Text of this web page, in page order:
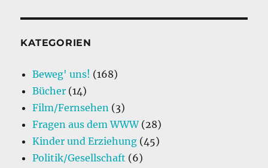
o
k
I
die
Beste
aus
Resignation
rauszuholen
KATEGORIEN
Beweg' uns! (168)
Bücher (14)
Film/Fernsehen (3)
Fragen aus dem WWW(28)
Kinder und Erziehung (45)
Politik/Gesellschaft (6)